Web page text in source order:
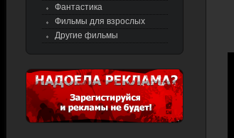
Фантастика
Фильмы для взрослых
Другие фильмы